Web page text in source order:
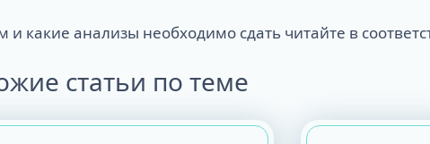
какие анализы необходимо сдать читайте в
статьи по теме